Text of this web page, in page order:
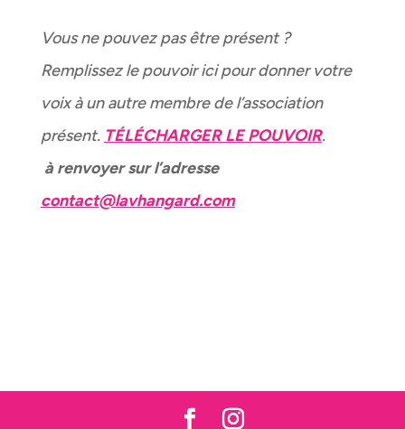
Vous ne pouvez pas être présent ?
Remplissez le pouvoir ici pour donner votre
voix à un autre membre de l’association
présent. TÉLÉCHARGER LE POUVOIR.
à renvoyer sur l’adresse
contact@lavhangard.com